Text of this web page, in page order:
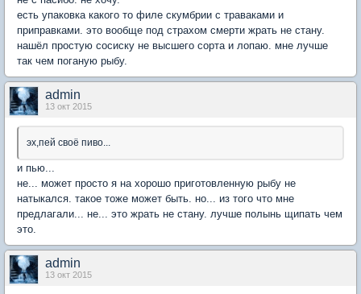
есть упаковка какого то филе скумбрии с траваками и
приправками. это вообще под страхом смерти жрать не стану.
нашёл простую сосиску не высшего сорта и лопаю. мне лучше
так чем поганую рыбу.
admin
13 окт 2015
эх,пей своё пиво...
и пью...
не... может просто я на хорошо приготовленную рыбу не
натыкался. такое тоже может быть. но... из того что мне
предлагали... не... это жрать не стану. лучше полынь щипать чем
это.
admin
13 окт 2015